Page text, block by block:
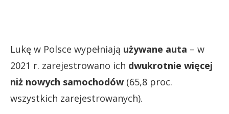
Lukę w Polsce wypełniają używane auta – w
2021 r. zarejestrowano ich dwukrotnie więcej
niż nowych samochodów (65,8 proc.
wszystkich zarejestrowanych).